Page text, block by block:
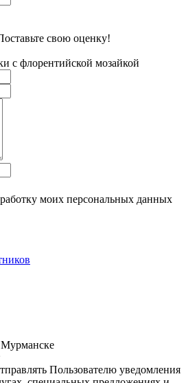
свою оценку!
с флорентийской мозайкой
моих персональных данных
Мурманске
Пользователю уведомления